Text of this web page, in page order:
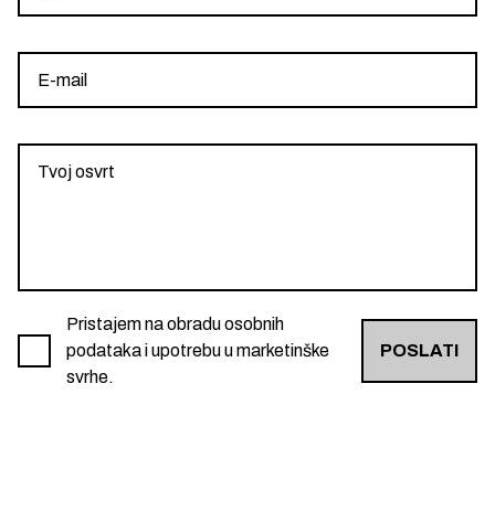
Pristajem na obradu osobnih
podataka i upotrebu u marketinške
svrhe.
POSLATI